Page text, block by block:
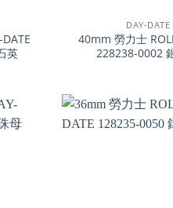
英
DAY-
40mm 勞力士
228238-0002